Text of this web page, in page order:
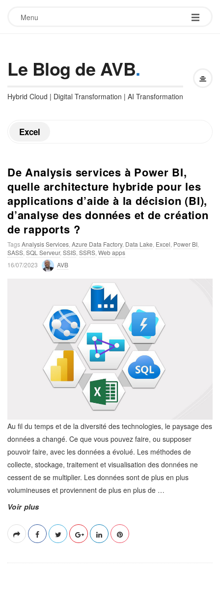
Menu
Le Blog de AVB.
Hybrid Cloud | Digital Transformation | AI Transformation
Excel
De Analysis services à Power BI,
quelle architecture hybride pour les
applications d’aide à la décision (BI),
d’analyse des données et de création
de rapports ?
TagsAnalysis Services Azure Data Factory, Data Lake Excel Power BI
SASS SQL Serveur, SSIS SSRS Web apps
P16/07/2023 AVB
Au fil du temps et de la diversité des technologies, le paysage des
données a changé. Ce que vous pouvez faire, ou supposer
pouvoir faire, avec les données a évolué. Les méthodes de
collecte, stockage, traitement et visualisation des données ne
cessent de se multiplier. Les données sont de plus en plus
volumineuses et proviennent de plus en plus de …
Voir plus